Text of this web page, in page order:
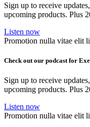
Sign up to receive
upcoming products. Plus
Listen now
Promotion nulla vitae elit
Check out our podcast for
Sign up to receive
upcoming products. Plus
Listen now
Promotion nulla vitae elit